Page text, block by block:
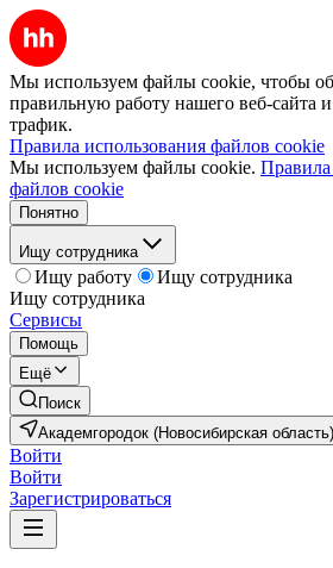
Мы используем файлы cookie, чтобы
правильную работу нашего веб-сайта и
трафик.
Правила использования файлов cookie
Мы используем файлы cookie. Правила
файлов cookie
Понятно
Ищу сотрудника
Ищу работу
Ищу сотрудника
Ищу сотрудника
Сервисы
Помощь
Ещё
Поиск
Академгородок (Новосибирская область)
Войти
Войти
Зарегистрироваться